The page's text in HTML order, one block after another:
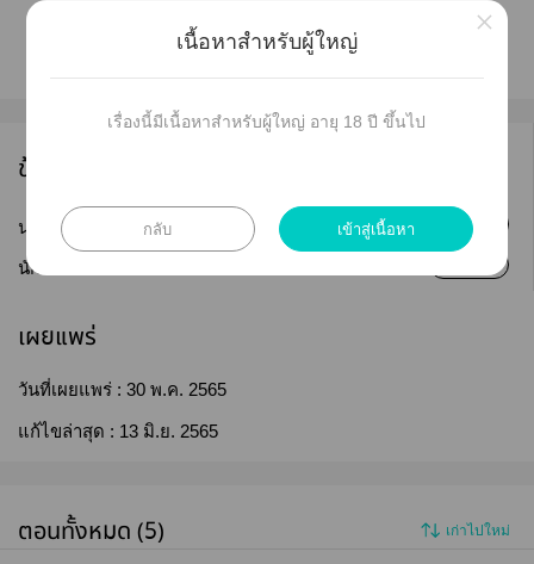
ข้อมูลนักเขียน
นามปากกา : Chanomorio ติดตาม
นักเขียน :
เผยแพร่
วันที่เผยแพร่ : 30 พ.ค. 2565
แก้ไขล่าสุด : 13 มิ.ย. 2565
ตอนทั้งหมด (5) เก่าไปใหม่
เนื้อหาสำหรับผู้ใหญ่
เรื่องนี้มีเนื้อหาสำหรับผู้ใหญ่ อายุ 18 ปี ขึ้นไป
กลับ เข้าสู่เนื้อหา
×